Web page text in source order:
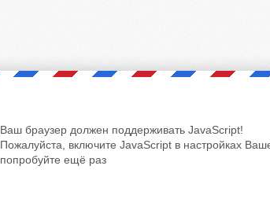
Ваш браузер должен поддерживать JavaScript!
Пожалуйста, включите JavaScript в настройках
попробуйте ещё раз